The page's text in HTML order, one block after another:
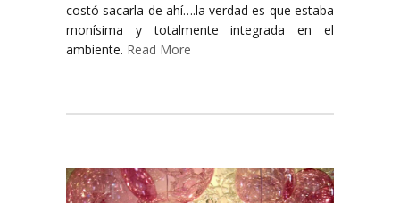
costó sacarla de ahí….la verdad es que estaba
monísima y totalmente integrada en el
ambiente. Read More